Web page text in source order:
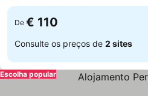
De € 110
Consulte os preços de 2 sites
Escolha popular